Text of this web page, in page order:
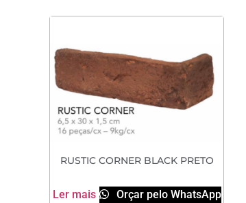
RUSTIC CORNER BLACK PRETO
Ler mais Orçar pelo WhatsApp